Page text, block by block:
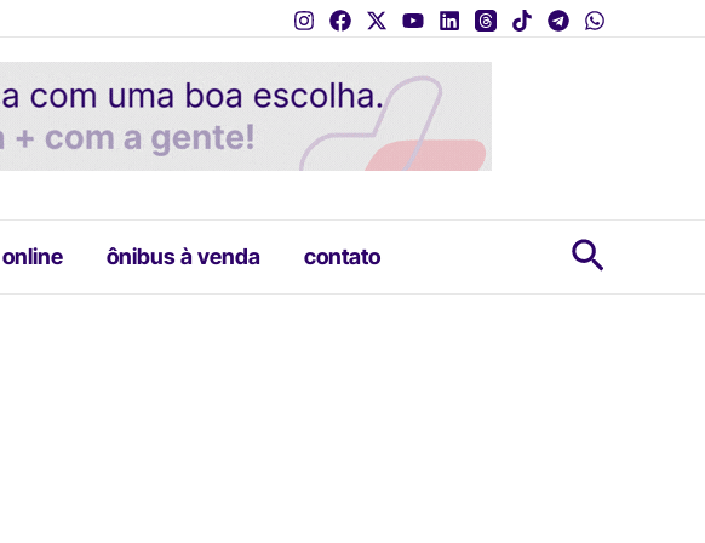
ônibus à venda contato